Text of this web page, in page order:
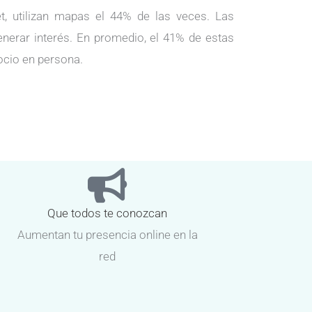
utilizan mapas el 44% de las veces. Las
interés. En promedio, el 41% de estas
en persona.
Que todos te conozcan
Aumentan tu presencia online en la
red